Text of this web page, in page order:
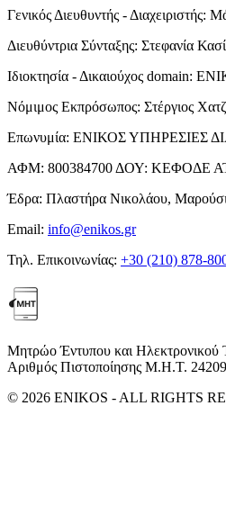
Γενικός Διευθυντής - Διαχειριστής:
Διευθύντρια Σύνταξης: Στεφανία
Ιδιοκτησία - Δικαιούχος domain:
Νόμιμος Εκπρόσωπος: Στέργιος
Επωνυμία: ΕΝΙΚΟΣ ΥΠΗΡΕΣΙΕΣ
ΑΦΜ: 800384700 ΔΟΥ: ΚΕΦΟΔΕ
Έδρα: Πλαστήρα Νικολάου,
Email: info@enikos.gr
Τηλ. Επικοινωνίας: +30 (210) 878-
Μητρώο Έντυπου και Ηλεκτρονικού
Αριθμός Πιστοποίησης Μ.Η.Τ.
© 2026 ENIKOS - ALL RIGHTS